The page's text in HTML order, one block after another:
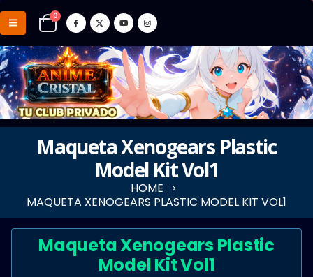
0
Maqueta Xenogears Plastic
Model Kit Vol1
HOME
MAQUETA XENOGEARS PLASTIC MODEL KIT VOL1
Maqueta Xenogears Plastic
Model Kit Vol1